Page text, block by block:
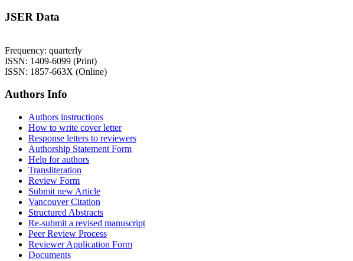
JSER Data
Frequency: quarterly
ISSN: 1409-6099 (Print)
ISSN: 1857-663X (Online)
Authors Info
Authors instructions
How to write cover letter
Response letters to reviewers
Authorship Statement Form
Help for authors
Transliteration
Review Form
Submit new Article
Vancouver Citation
Structured Abstracts
Re-submit a revised manuscript
Peer Review Process
Reviewer Application Form
Documents